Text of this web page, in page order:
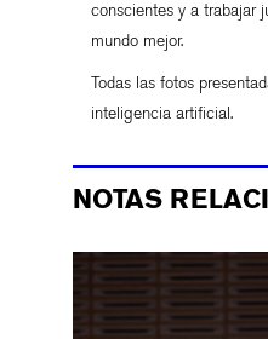
conscientes y a trabajar
mundo mejor.
Todas las fotos
inteligencia artificial.
NOTAS